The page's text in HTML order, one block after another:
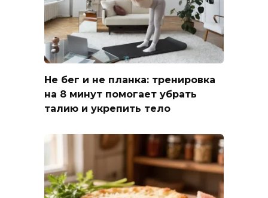
Не бег и не планка: тренировка
на 8 минут помогает убрать
талию и укрепить тело